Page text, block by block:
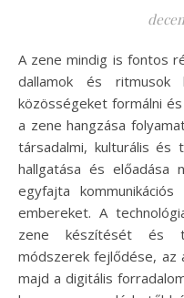
A zene mindig is fontos része volt az emberi kultúrának. A
dallamok és ritmusok
közösségeket formálni
a zene hangzása
társadalmi, kulturális és
hallgatása és előadása
egyfajta
embereket. A
zene készítését és
módszerek fejlődése, az
majd a digitális